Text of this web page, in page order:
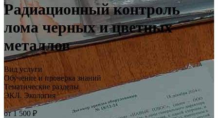
Радиационный контроль
лома черных и цветных
металлов
Вид услуги
Обучение и проверка знаний
Тематические разделы
ЭКЛ. Экология
от 1 500 ₽